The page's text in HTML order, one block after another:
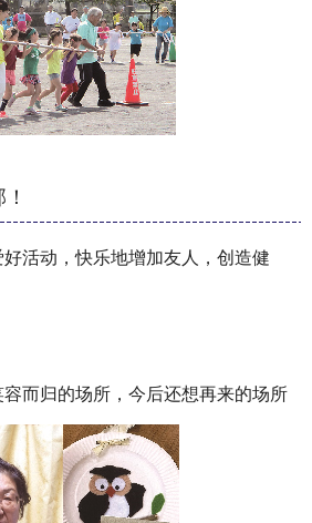
活动，快乐地增加友人，创造健
而归的场所，今后还想再来的场所